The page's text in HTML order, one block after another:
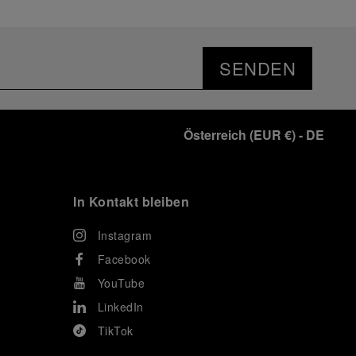
SENDEN
Österreich (EUR €)- DE
In Kontakt bleiben
Instagram
Facebook
YouTube
LinkedIn
TikTok